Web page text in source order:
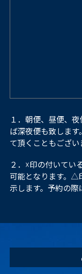
１．朝便、昼便、
ば深夜便も致しま
て頂くこともござい
２．☓印の付いてい
可能となります。△
示します。予約の際